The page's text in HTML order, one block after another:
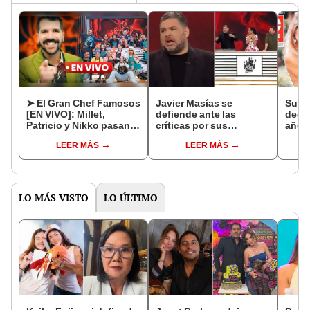
➤ El Gran Chef Famosos
[EN VIVO]: Millet,
Patricio y Nikko pasan a
LEER MÁS
Javier Masías se
defiende ante las
críticas por sus
gran chef”: “Y la queso”
LEER MÁS
años
LO MÁS VISTO LO ÚLTIMO